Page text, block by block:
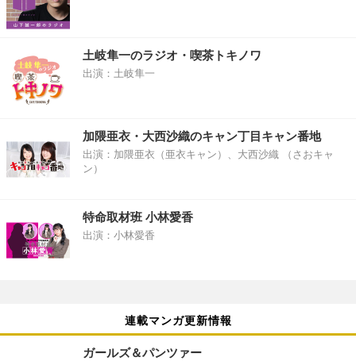
土岐隼一のラジオ・喫茶トキノワ
出演：土岐隼一
加隈亜衣・大西沙織のキャン丁目キャン番地
出演：加隈亜衣（亜衣キャン）、大西沙織 （さおキャ
ン）
特命取材班 小林愛香
出演：小林愛香
連載マンガ更新情報
ガールズ＆パンツァー